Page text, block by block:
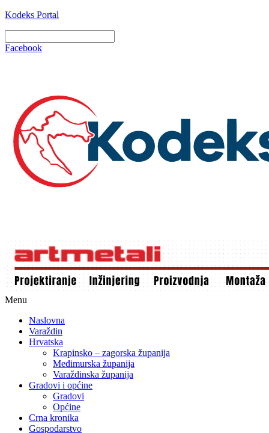
Kodeks Portal
Facebook
Menu
Naslovna
Varaždin
Hrvatska
Krapinsko – zagorska županija
Međimurska županija
Varaždinska županija
Gradovi i općine
Gradovi
Općine
Crna kronika
Gospodarstvo